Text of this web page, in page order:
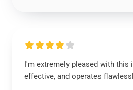
I'm extremely pleased with this
effective, and operates